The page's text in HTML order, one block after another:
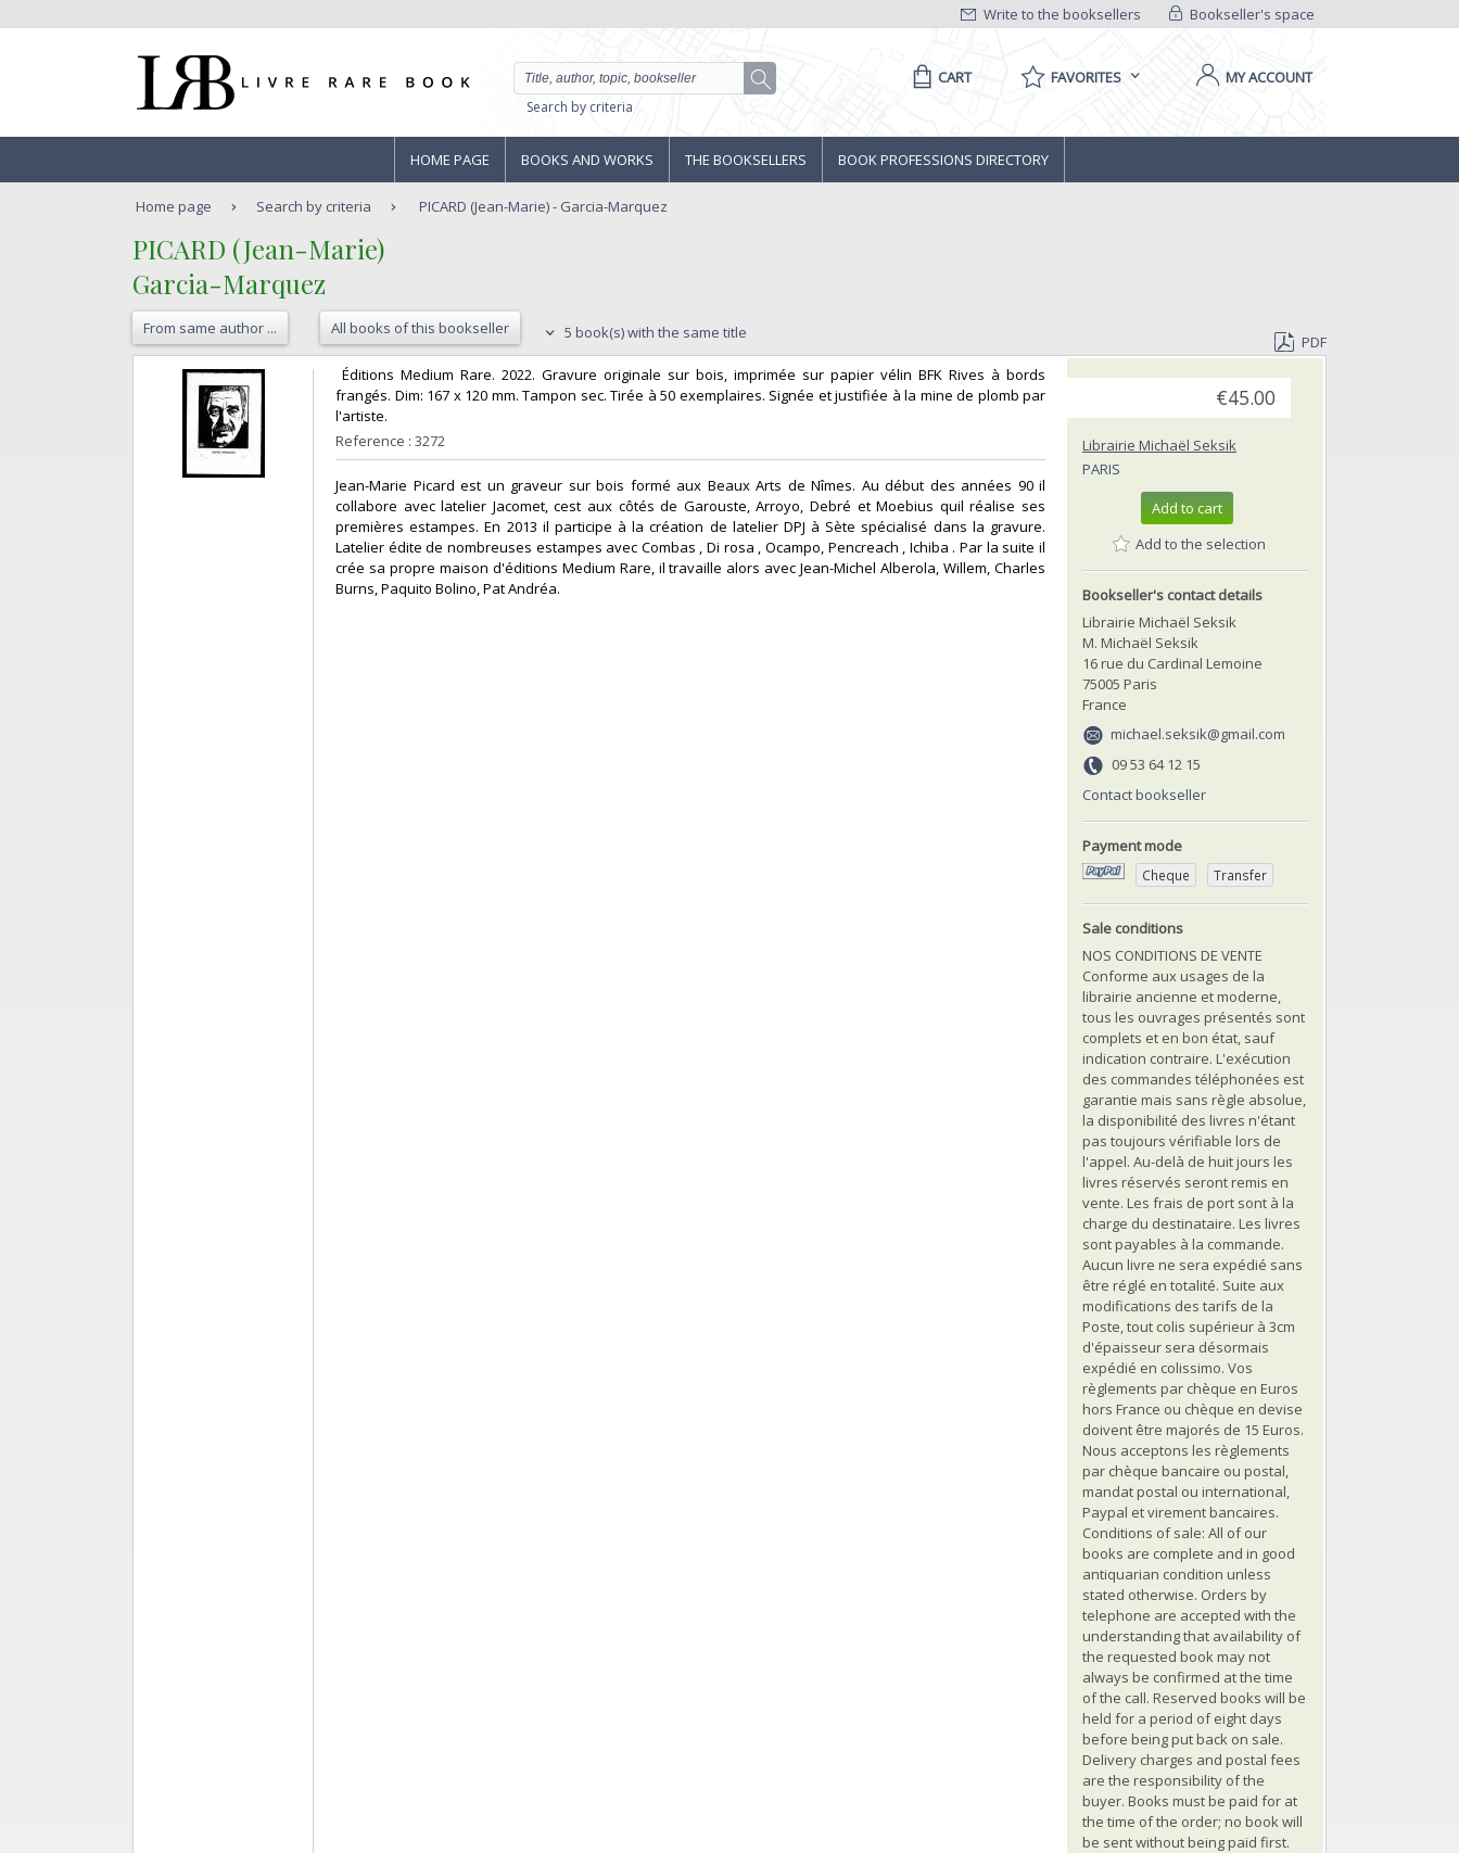
Bookseller's space
Write to the booksellers
Search by criteria
CART FAVORITES MY ACCOUNT
HOME PAGE BOOKS AND WORKS THE BOOKSELLERS BOOK PROFESSIONS DIRECTORY
Home page Search by criteria PICARD (Jean-Marie) - Garcia-Marquez
‎PICARD (Jean-Marie)‎
‎Garcia-Marquez‎
From same author ... All books of this bookseller 5 book(s) with the same title
PDF
‎ Éditions Medium Rare. 2022. Gravure originale sur bois, imprimée sur papier vélin BFK Rives à bords
frangés. Dim: 167 x 120 mm. Tampon sec. Tirée à 50 exemplaires. Signée et justifiée à la mine de plomb par
l'artiste.‎
Reference : 3272
‎Jean-Marie Picard est un graveur sur bois formé aux Beaux Arts de Nîmes. Au début des années 90 il
collabore avec latelier Jacomet, cest aux côtés de Garouste, Arroyo, Debré et Moebius quil réalise ses
premières estampes. En 2013 il participe à la création de latelier DPJ à Sète spécialisé dans la gravure.
Latelier édite de nombreuses estampes avec Combas , Di rosa , Ocampo, Pencreach , Ichiba . Par la suite il
crée sa propre maison d'éditions Medium Rare, il travaille alors avec Jean-Michel Alberola, Willem, Charles
Burns, Paquito Bolino, Pat Andréa. ‎
€45.00
Librairie Michaël Seksik
PARIS
Add to cart
Add to the selection
Bookseller's contact details
Librairie Michaël Seksik
M. Michaël Seksik
16 rue du Cardinal Lemoine
75005 Paris
France
michael.seksik@gmail.com
09 53 64 12 15
Contact bookseller
Payment mode
Cheque Transfer
Sale conditions
NOS CONDITIONS DE VENTE
Conforme aux usages de la
librairie ancienne et moderne,
tous les ouvrages présentés sont
complets et en bon état, sauf
indication contraire. L'exécution
des commandes téléphonées est
garantie mais sans règle absolue,
la disponibilité des livres n'étant
pas toujours vérifiable lors de
l'appel. Au-delà de huit jours les
livres réservés seront remis en
vente. Les frais de port sont à la
charge du destinataire. Les livres
sont payables à la commande.
Aucun livre ne sera expédié sans
être réglé en totalité. Suite aux
modifications des tarifs de la
Poste, tout colis supérieur à 3cm
d'épaisseur sera désormais
expédié en colissimo. Vos
règlements par chèque en Euros
hors France ou chèque en devise
doivent être majorés de 15 Euros.
Nous acceptons les règlements
par chèque bancaire ou postal,
mandat postal ou international,
Paypal et virement bancaires.
Conditions of sale: All of our
books are complete and in good
antiquarian condition unless
stated otherwise. Orders by
telephone are accepted with the
understanding that availability of
the requested book may not
always be confirmed at the time
of the call. Reserved books will be
held for a period of eight days
before being put back on sale.
Delivery charges and postal fees
are the responsibility of the
buyer. Books must be paid for at
the time of the order; no book will
be sent without being paid first.